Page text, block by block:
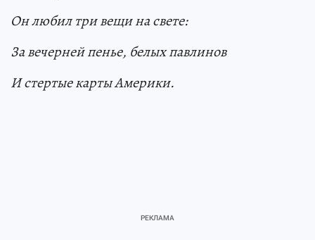
Он любил три вещи на свете:
За вечерней пенье, белых павлинов
И стертые карты Америки.